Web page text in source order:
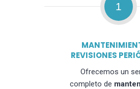
1
REVISIONES
Ofrecemos un
completo de